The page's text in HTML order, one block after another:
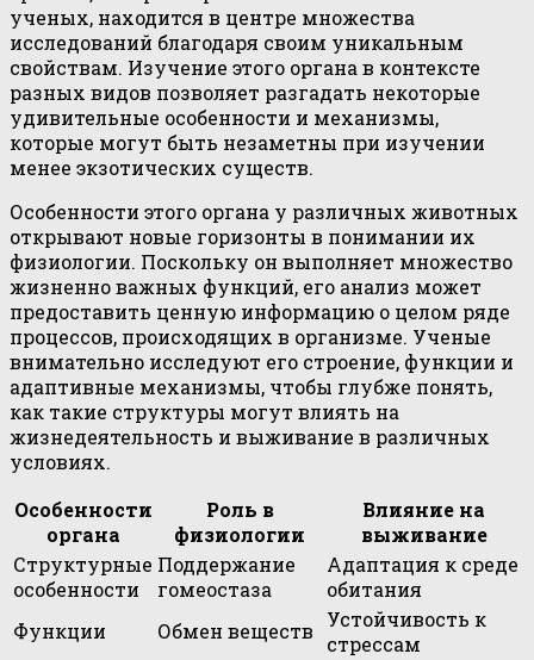
ученых, находится в центре множества
исследований благодаря своим уникальным
свойствам. Изучение этого органа в контексте
разных видов позволяет разгадать некоторые
удивительные особенности и механизмы,
которые могут быть незаметны при изучении
менее экзотических существ.
Особенности этого органа у различных животных
открывают новые горизонты в понимании их
физиологии. Поскольку он выполняет множество
жизненно важных функций, его анализ может
предоставить ценную информацию о целом ряде
процессов, происходящих в организме. Ученые
внимательно исследуют его строение, функции и
адаптивные механизмы, чтобы глубже понять,
как такие структуры могут влиять на
жизнедеятельность и выживание в различных
условиях.
Особенности
органа
Роль в
физиологии
Влияние на
выживание
Структурные
особенности
Поддержание
гомеостаза
Адаптация к среде
обитания
Функции
Обмен веществ
Устойчивость к
стрессам